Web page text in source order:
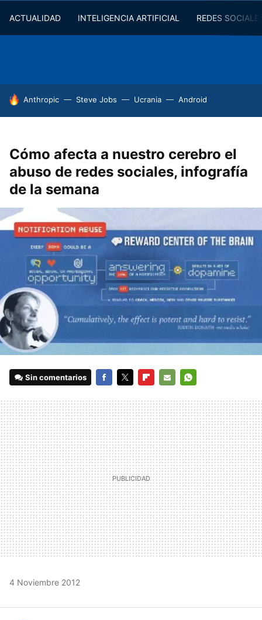
ACTUALIDAD INTELIGENCIA ARTIFICIAL REDES
HOY SE HABLA DE
Anthropic Steve Jobs Ucrania Android
Cómo afecta a nuestro cerebro el
abuso de redes sociales, infografía
de la semana
Sin comentarios
MAIL
4 Noviembre 2012